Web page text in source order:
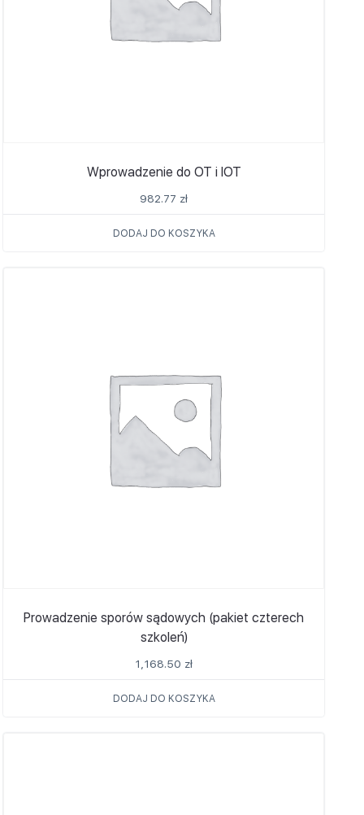
Wprowadzenie do OT i IOT
982.77 zł
DODAJ DO KOSZYKA
Prowadzenie sporów sądowych (pakiet czterech
szkoleń)
1,168.50 zł
DODAJ DO KOSZYKA